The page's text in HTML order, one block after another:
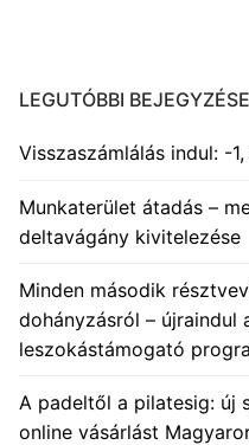
LEGUTÓBBI
Visszaszámlálás indul: -
Munkaterület átadás –
deltavágány kivitelezése
Minden második
dohányzásról – újraindul
leszokástámogató
A padeltől a pilatesig: új
online vásárlást